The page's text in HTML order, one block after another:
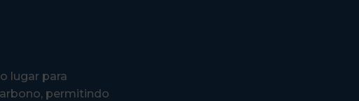
lugar para
permitindo